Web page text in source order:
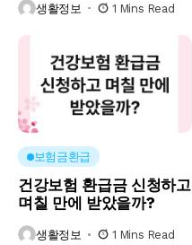
생활정보 1 Mins Read
보험금환급
건강보험 환급금 신청하고
며칠 만에 받았을까?
생활정보 1 Mins Read